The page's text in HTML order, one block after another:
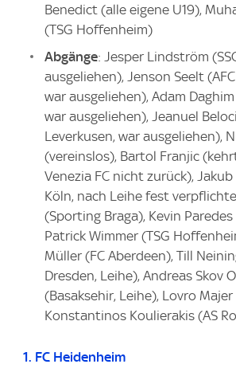
Benedict (alle eigene U19),
(TSG Hoffenheim)
Abgänge: Jesper Lindström
ausgeliehen), Jenson Seelt
war ausgeliehen), Adam Daghim
war ausgeliehen), Jeanuel
Leverkusen, war ausgeliehen),
(vereinslos), Bartol Franjic
Venezia FC nicht zurück), Jakub
Köln, nach Leihe fest
(Sporting Braga), Kevin
Patrick Wimmer (TSG
Müller (FC Aberdeen), Till
Dresden, Leihe), Andreas Skov
(Basaksehir, Leihe), Lovro Majer
Konstantinos Koulierakis (AS
1. FC Heidenheim